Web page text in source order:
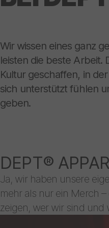
Wir wissen eines ganz
leisten die beste Arbeit.
Kultur geschaffen, in
sich unterstützt fühlen
geben.
DEPT®
Ja, wir haben unsere
mehr als nur ein Merch
zeigen, wer wir sind und